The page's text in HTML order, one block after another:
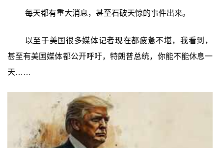
每天都有重大消息，甚至石破天惊的事件出来。
以至于美国很多媒体记者现在都疲惫不堪，我看到，
甚至有美国媒体都公开呼吁，特朗普总统，你能不能休息一
天……